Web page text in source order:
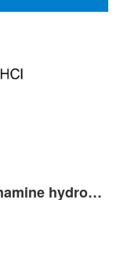
(2-Bromo-4-chlorophenyl)methanamine hydrochloride